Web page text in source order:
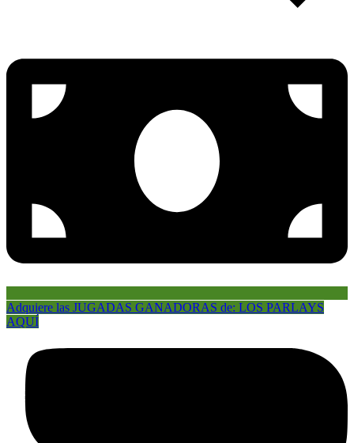
Adquiere las JUGADAS GANADORAS de: LOS PARLAYS
AQUÍ